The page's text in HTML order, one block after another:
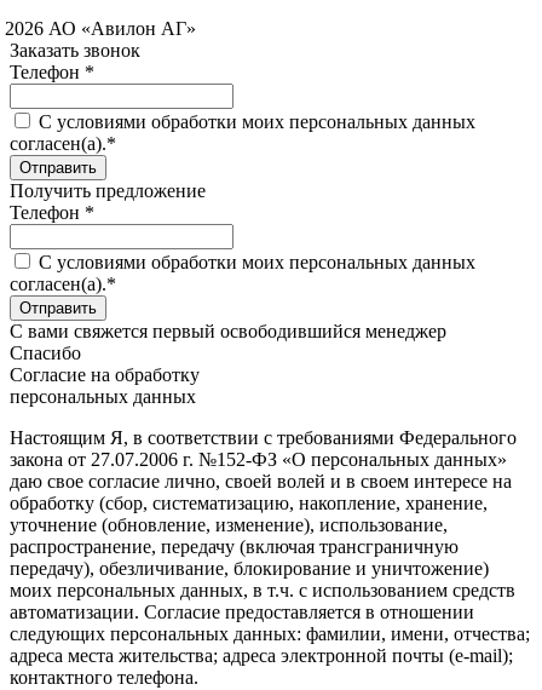
АО «Авилон АГ»
Заказать звонок
Телефон *
C условиями обработки моих персональных данных
согласен(а).*
Получить предложение
Телефон *
C условиями обработки моих персональных данных
согласен(а).*
С вами свяжется первый освободившийся менеджер
Спасибо
Согласие на обработку
персональных данных
Настоящим Я, в соответствии с требованиями Федерального
закона от 27.07.2006 г. №152-ФЗ «О персональных данных»
даю свое согласие лично, своей волей и в своем интересе на
обработку (сбор, систематизацию, накопление, хранение,
уточнение (обновление, изменение), использование,
распространение, передачу (включая трансграничную
передачу), обезличивание, блокирование и уничтожение)
моих персональных данных, в т.ч. с использованием средств
автоматизации. Согласие предоставляется в отношении
следующих персональных данных: фамилии, имени, отчества;
адреса места жительства; адреса электронной почты (e-mail);
контактного телефона.